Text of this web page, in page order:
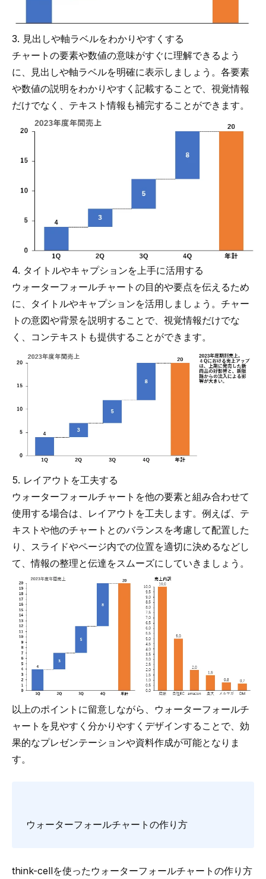
3. 見出しや軸ラベルをわかりやすくする
チャートの要素や数値の意味がすぐに理解できるよう
に、見出しや軸ラベルを明確に表示しましょう。各要素
や数値の説明をわかりやすく記載することで、視覚情報
だけでなく、テキスト情報も補完することができます。
4. タイトルやキャプションを上手に活用する
ウォーターフォールチャートの目的や要点を伝えるため
に、タイトルやキャプションを活用しましょう。チャー
トの意図や背景を説明することで、視覚情報だけでな
く、コンテキストも提供することができます。
5. レイアウトを工夫する
ウォーターフォールチャートを他の要素と組み合わせて
使用する場合は、レイアウトを工夫します。例えば、テ
キストや他のチャートとのバランスを考慮して配置した
り、スライドやページ内での位置を適切に決めるなどし
て、情報の整理と伝達をスムーズにしていきましょう。
以上のポイントに留意しながら、ウォーターフォールチ
ャートを見やすく分かりやすくデザインすることで、効
果的なプレゼンテーションや資料作成が可能となりま
す。
ウォーターフォールチャートの作り方
think-cellを使ったウォーターフォールチャートの作り方